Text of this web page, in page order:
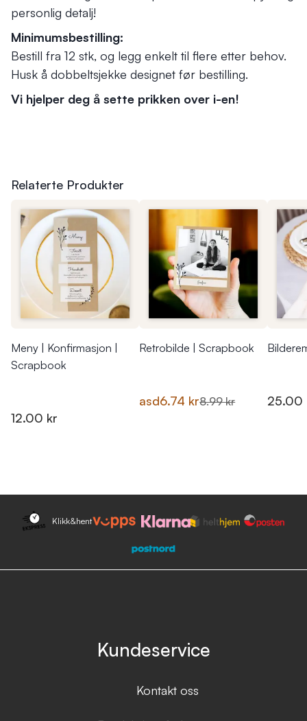
personlig detalj!
Minimumsbestilling:
Bestill fra 12 stk, og legg enkelt til flere etter behov.
Husk å dobbeltsjekke designet før bestilling.
Vi hjelper deg å sette prikken over i-en!
Relaterte Produkter
Meny | Konfirmasjon |
Scrapbook
12.00 kr
Retrobilde | Scrapbook
asd6.74 kr8.99 kr 25.00
Klikk&hent
Kundeservice
Kontakt oss